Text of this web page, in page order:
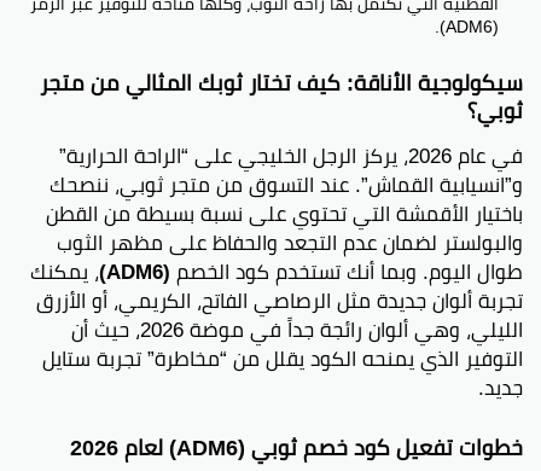
(ADM6).
سيكولوجية الأناقة: كيف تختار ثوبك المثالي من متجر
ثوبي؟
في عام 2026، يركز الرجل الخليجي على “الراحة الحرارية”
و”انسيابية القماش”. عند التسوق من متجر ثوبي، ننصحك
باختيار الأقمشة التي تحتوي على نسبة بسيطة من القطن
والبولستر لضمان عدم التجعد والحفاظ على مظهر الثوب
طوال اليوم. وبما أنك تستخدم كود الخصم(ADM6) ، يمكنك
تجربة ألوان جديدة مثل الرصاصي الفاتح، الكريمي، أو الأزرق
الليلي، وهي ألوان رائجة جداً في موضة 2026، حيث أن
التوفير الذي يمنحه الكود يقلل من “مخاطرة” تجربة ستايل
جديد.
خطوات تفعيل كود خصم ثوبي (ADM6) لعام 2026